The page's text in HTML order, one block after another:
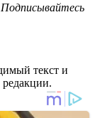
Подписывайтесь
текст и